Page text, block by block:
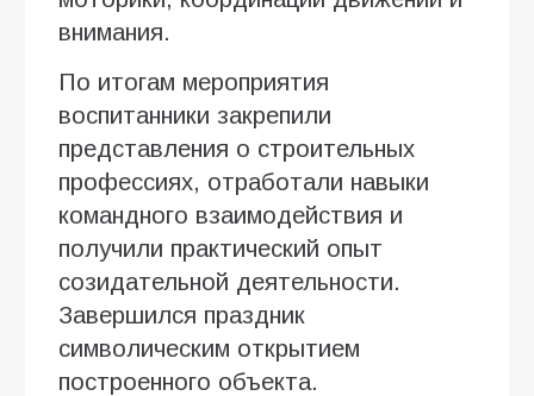
внимания.
По итогам мероприятия
воспитанники закрепили
представления о строительных
профессиях, отработали навыки
командного взаимодействия и
получили практический опыт
созидательной деятельности.
Завершился праздник
символическим открытием
построенного объекта.